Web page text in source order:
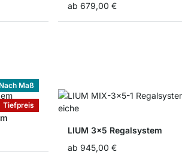
ab 679,00 €
Tiefpreis
Maß
LIUM 3x5 Regalsystem
ab 945,00 €